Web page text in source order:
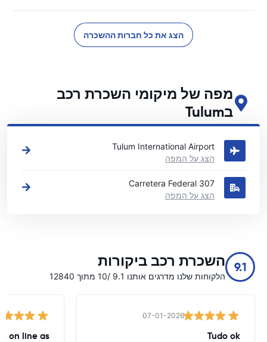
הצג את כל חברות ההשכרה
מפה של מיקומי השכרת רכב
בTulum
ראה את מיקומי השכרת הרכב העיקריים שלנו בTulum
Tulum International Airport
הצג על המפה
Carretera Federal 307
הצג על המפה
9.1 השכרת רכב ביקורות
הלקוחות שלנו מדרגים אותנו 9.1 /10 מתוך 12840
07-01-2026
Tudo ok
, on line as